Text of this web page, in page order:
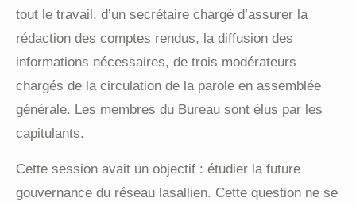
tout le travail, d’un secrétaire chargé d’assurer la
rédaction des comptes rendus, la diffusion des
informations nécessaires, de trois modérateurs
chargés de la circulation de la parole en assemblée
générale. Les membres du Bureau sont élus par les
capitulants.
Cette session avait un objectif : étudier la future
gouvernance du réseau lasallien. Cette question ne se